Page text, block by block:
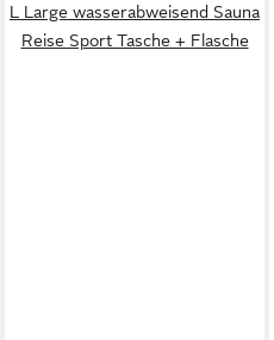
L Large wasserabweisend Sauna
Reise Sport Tasche + Flasche